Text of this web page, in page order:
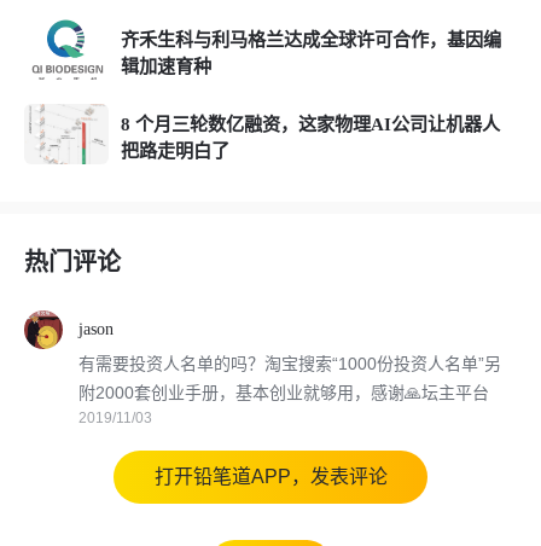
齐禾生科与利马格兰达成全球许可合作，基因编
辑加速育种
8 个月三轮数亿融资，这家物理AI公司让机器人
把路走明白了
热门评论
jason
有需要投资人名单的吗？淘宝搜索“1000份投资人名单”另
附2000套创业手册，基本创业就够用，感谢🙏坛主平台
2019/11/03
打开铅笔道APP，发表评论